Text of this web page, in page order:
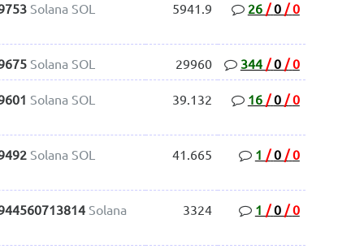
Solana SOL 5941.9 26 / 0 / 0
Solana SOL 29960 344 / 0 / 0
Solana SOL 39.132 16 / 0 / 0
Solana SOL 41.665 1 / 0 / 0
Solana 3324 1 / 0 / 0